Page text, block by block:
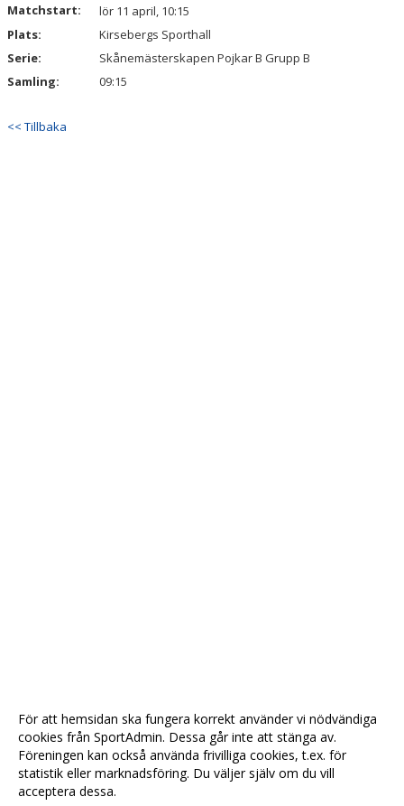
Matchstart:
lör 11 april, 10:15
Plats:
Kirsebergs Sporthall
Serie:
Skånemästerskapen Pojkar B Grupp B
Samling:
09:15
<< Tillbaka
För att hemsidan ska fungera korrekt använder vi nödvändiga
cookies från SportAdmin. Dessa går inte att stänga av.
Föreningen kan också använda frivilliga cookies, t.ex. för
statistik eller marknadsföring. Du väljer själv om du vill
acceptera dessa.